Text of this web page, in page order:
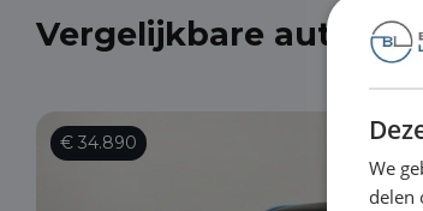
Vergelijkbare auto's
€ 34.890
We
delen